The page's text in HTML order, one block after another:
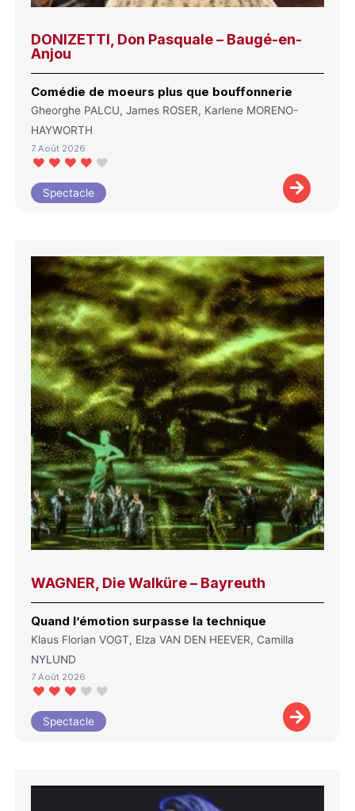
DONIZETTI, Don Pasquale – Baugé-en-
Anjou
Comédie de moeurs plus que bouffonnerie
Gheorghe PALCU, James ROSER, Karlene MORENO-
HAYWORTH
7 Août 2026
Spectacle
WAGNER, Die Walküre – Bayreuth
Quand l’émotion surpasse la technique
Klaus Florian VOGT, Elza VAN DEN HEEVER, Camilla
NYLUND
7 Août 2026
Spectacle